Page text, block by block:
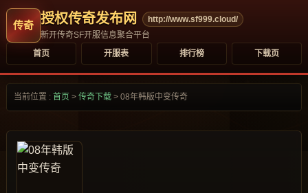
授权传奇发布网
http://www.sf999.cloud/
新开传奇SF开服信息聚合平台
首页
开服表 排行榜 下载页
当前位置 : 首页 > 传奇下载 > 08年韩版中变传奇